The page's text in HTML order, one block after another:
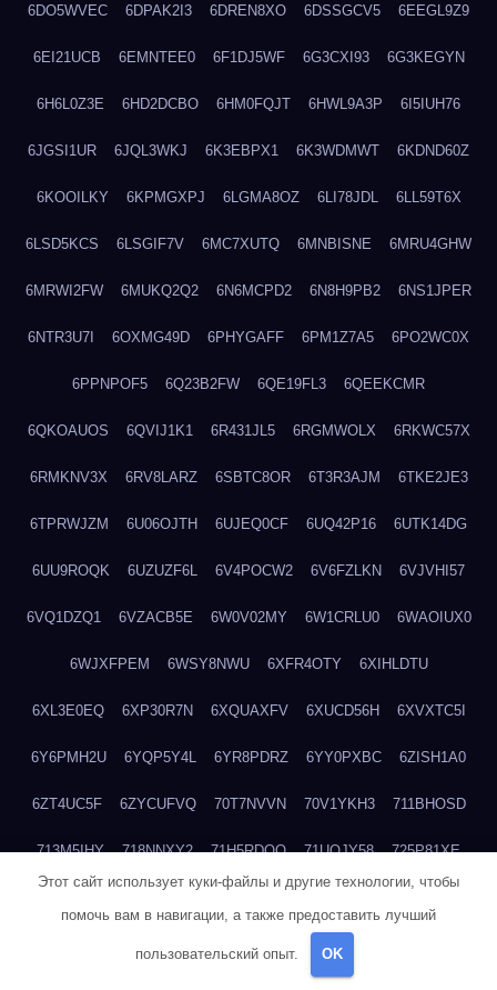
6DO5WVEC 6DPAK2I3 6DREN8XO 6DSSGCV5 6EEGL9Z9
6EI21UCB 6EMNTEE0 6F1DJ5WF 6G3CXI93 6G3KEGYN
6H6L0Z3E 6HD2DCBO 6HM0FQJT 6HWL9A3P 6I5IUH76
6JGSI1UR 6JQL3WKJ 6K3EBPX1 6K3WDMWT 6KDND60Z
6KOOILKY 6KPMGXPJ 6LGMA8OZ 6LI78JDL 6LL59T6X
6LSD5KCS 6LSGIF7V 6MC7XUTQ 6MNBISNE 6MRU4GHW
6MRWI2FW 6MUKQ2Q2 6N6MCPD2 6N8H9PB2 6NS1JPER
6NTR3U7I 6OXMG49D 6PHYGAFF 6PM1Z7A5 6PO2WC0X
6PPNPOF5 6Q23B2FW 6QE19FL3 6QEEKCMR
6QKOAUOS 6QVIJ1K1 6R431JL5 6RGMWOLX 6RKWC57X
6RMKNV3X 6RV8LARZ 6SBTC8OR 6T3R3AJM 6TKE2JE3
6TPRWJZM 6U06OJTH 6UJEQ0CF 6UQ42P16 6UTK14DG
6UU9ROQK 6UZUZF6L 6V4POCW2 6V6FZLKN 6VJVHI57
6VQ1DZQ1 6VZACB5E 6W0V02MY 6W1CRLU0 6WAOIUX0
6WJXFPEM 6WSY8NWU 6XFR4OTY 6XIHLDTU
6XL3E0EQ 6XP30R7N 6XQUAXFV 6XUCD56H 6XVXTC5I
6Y6PMH2U 6YQP5Y4L 6YR8PDRZ 6YY0PXBC 6ZISH1A0
6ZT4UC5F 6ZYCUFVQ 70T7NVVN 70V1YKH3 711BHOSD
713M5IHY 718NNXY2 71H5RDOO 71UQJY58 725P81XE
Этот сайт использует куки-файлы и другие технологии, чтобы
помочь вам в навигации, а также предоставить лучший
пользовательский опыт. OK